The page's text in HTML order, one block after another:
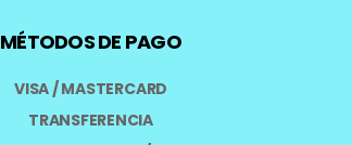
MÉTODOS DE PAGO
VISA / MASTERCARD
TRANSFERENCIA